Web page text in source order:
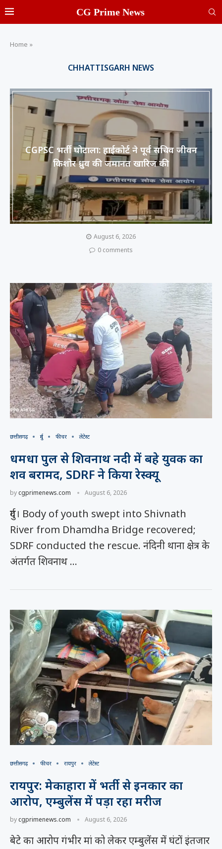
CG Prime News
Home »
CHHATTISGARH NEWS
CGPSC भर्ती घोटाला: हाईकोर्ट ने पूर्व सचिव जीवन
किशोर ध्रुव की जमानत खारिज की
August 6, 2026
0 comments
छत्तीसगढ़ दुर्ग फीचर लेटेस्ट
धमधा पुल से शिवनाथ नदी में बहे युवक का
शव बरामद, SDRF ने किया रेस्क्यू
bycgprimenews.com August 6, 2026
दुर्ग। Body of youth swept into Shivnath
River from Dhamdha Bridge recovered;
SDRF conducted the rescue. नंदिनी थाना क्षेत्र के
अंतर्गत शिवनाथ …
छत्तीसगढ़ फीचर रायपुर लेटेस्ट
रायपुर: मेकाहारा में भर्ती से इनकार का
आरोप, एम्बुलेंस में पड़ा रहा मरीज
bycgprimenews.com August 6, 2026
बेटे का आरोप गंभीर मां को लेकर एम्बुलेंस में घंटों इंतजार